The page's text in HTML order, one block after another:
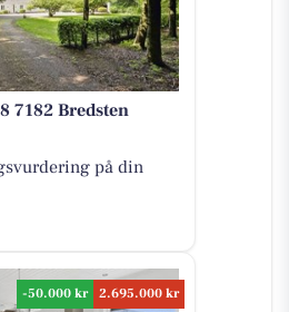
7182 Bredsten
på din
-50.000 kr
2.695.000 kr